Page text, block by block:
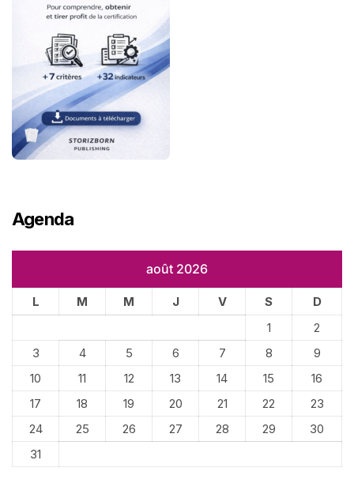
Agenda
août 2026
L M M J V S
D
1
2
3
4 5 6 7 8
9
10
11 12 13 14 15
16
17
18 19 20 21 22
23
24
25 26 27 28 29
30
31